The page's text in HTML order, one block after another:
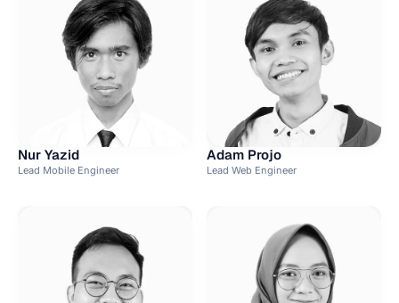
Nur Yazid
Lead Mobile Engineer
Adam Projo
Lead Web Engineer